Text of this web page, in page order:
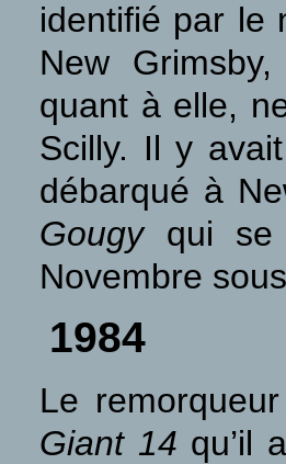
identifié par le
New
quant à elle,
Scilly. Il y
débarqué à
Gougyqui se
Novembre sous
1984
Le
Giant 14 qu’il